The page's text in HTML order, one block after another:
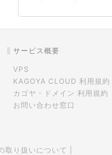
サービス概要
VPS
KAGOYA CLOUD 利用規約
カゴヤ・ドメイン 利用規約
お問い合わせ窓口
取り扱いについて